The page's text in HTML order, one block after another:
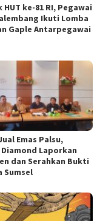
HUT ke-81 RI, Pegawai
Ikuti Lomba
Gaple Antarpegawai
Emas Palsu,
Laporkan
dan Serahkan Bukti
Sumsel